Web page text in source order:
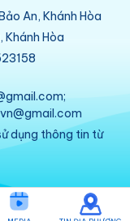
An, Khánh Hòa
Khánh Hòa
dụng thông tin từ